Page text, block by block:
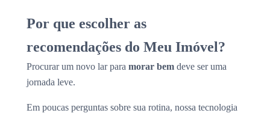
Por que escolher as
recomendações do Meu Imóvel?
Procurar um novo lar para morar bem deve ser uma
jornada leve.
Em poucas perguntas sobre sua rotina, nossa tecnologia